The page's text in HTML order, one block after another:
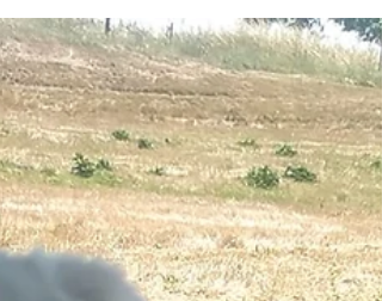
und ist nun auf der Suche nach seinem Für-
Immer-Zuhause. Lucky ist sehr
menschenbezogen und eignet sich auch für eine
Familie mit Kindern.